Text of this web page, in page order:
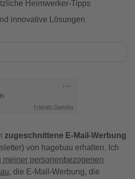
Heimwerker-Tipps
innovative Lösungen
Friendly Captcha
zugeschnittene E-Mail-Werbung
von hagebau erhalten. Ich
meiner personenbezogenen
, die E-Mail-Werbung, die